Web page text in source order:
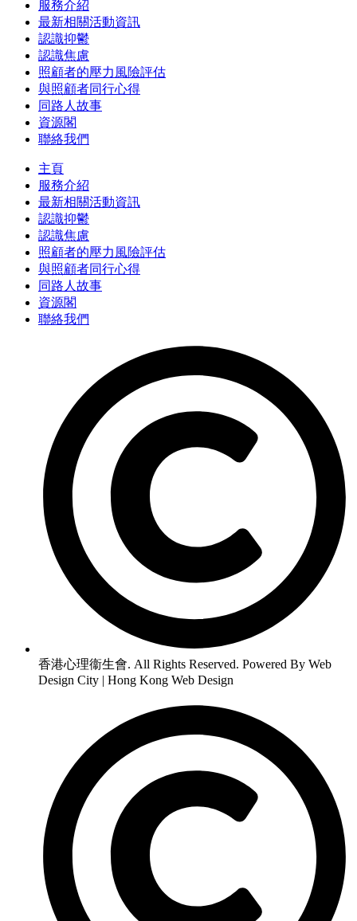
服務介紹
最新相關活動資訊
認識抑鬱
認識焦慮
照顧者的壓力風險評估
與照顧者同行心得
同路人故事
資源閣
聯絡我們
主頁
服務介紹
最新相關活動資訊
認識抑鬱
認識焦慮
照顧者的壓力風險評估
與照顧者同行心得
同路人故事
資源閣
聯絡我們
香港心理衞生會. All Rights Reserved. Powered By Web
Design City | Hong Kong Web Design